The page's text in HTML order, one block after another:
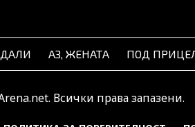
АЗ, ЖЕНАТА ПОД
Всички права запазени.